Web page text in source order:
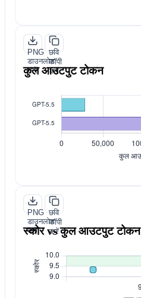
PNG
डाउनलोड
करें
छवि
कॉपी
करें
कुल आउटपुट टोकन
PNG
डाउनलोड
करें
छवि
कॉपी
करें
स्कोर vs कुल आउटपुट टोकन